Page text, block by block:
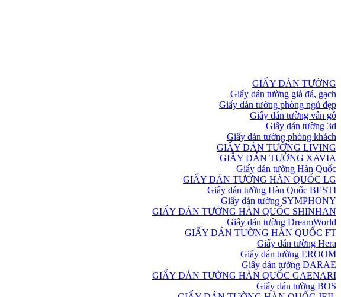
GIẤY DÁN TƯỜNG
Giấy dán tường giả đá, gạch
Giấy dán tường phòng ngủ đẹp
Giấy dán tường vân gỗ
Giấy dán tường 3d
Giấy dán tường phòng khách
GIẤY DÁN TƯỜNG LIVING
GIẤY DÁN TƯỜNG XAVIA
Giấy dán tường Hàn Quốc
GIẤY DÁN TƯỜNG HÀN QUỐC LG
Giấy dán tường Hàn Quốc BESTI
Giấy dán tường SYMPHONY
GIẤY DÁN TƯỜNG HÀN QUỐC SHINHAN
Giấy dán tường DreamWorld
GIẤY DÁN TƯỜNG HÀN QUỐC FT
Giấy dán tường Hera
Giấy dán tường EROOM
Giấy dán tường DARAE
GIẤY DÁN TƯỜNG HÀN QUỐC GAENARI
Giấy dán tường BOS